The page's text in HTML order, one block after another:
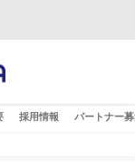
採用情報 パートナー